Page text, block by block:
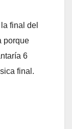
final del
porque
6
final.